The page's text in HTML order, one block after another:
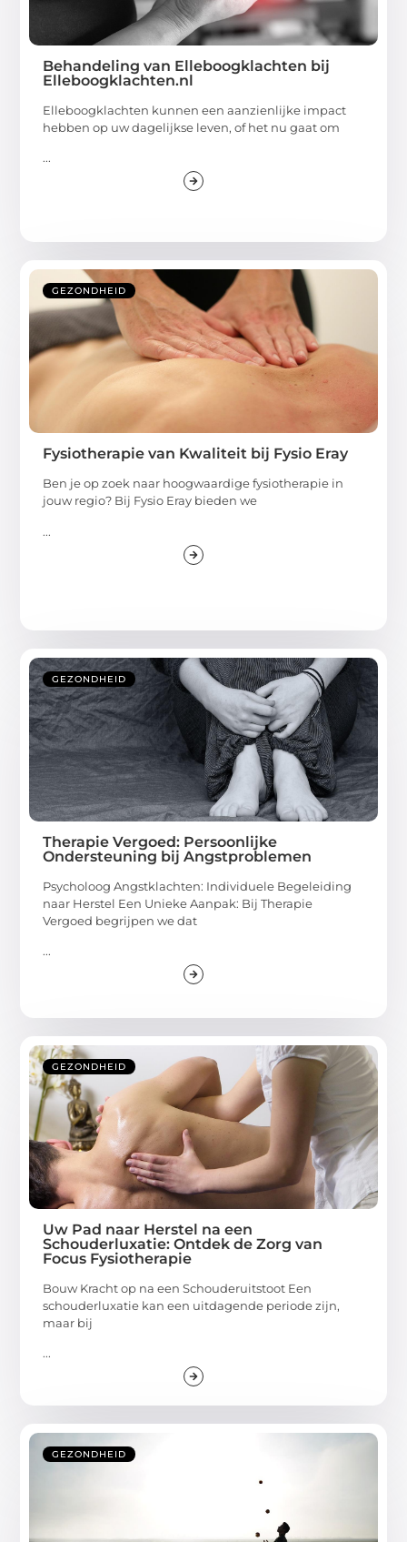
Behandeling van Elleboogklachten bij
Elleboogklachten.nl
Elleboogklachten kunnen een aanzienlijke impact
hebben op uw dagelijkse leven, of het nu gaat om
...
GEZONDHEID
Fysiotherapie van Kwaliteit bij Fysio Eray
Ben je op zoek naar hoogwaardige fysiotherapie in
jouw regio? Bij Fysio Eray bieden we
...
GEZONDHEID
Therapie Vergoed: Persoonlijke
Ondersteuning bij Angstproblemen
Psycholoog Angstklachten: Individuele Begeleiding
naar Herstel Een Unieke Aanpak: Bij Therapie
Vergoed begrijpen we dat
...
GEZONDHEID
Uw Pad naar Herstel na een
Schouderluxatie: Ontdek de Zorg van
Focus Fysiotherapie
Bouw Kracht op na een Schouderuitstoot Een
schouderluxatie kan een uitdagende periode zijn,
maar bij
...
GEZONDHEID